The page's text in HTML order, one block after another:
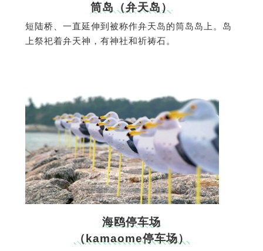
筒岛（弁天岛）
短陆桥、一直延伸到被称作弁天岛的筒岛岛上。岛
上祭祀着弁天神，有神社和祈祷石。
海鸥停车场
（kamaome停车场）